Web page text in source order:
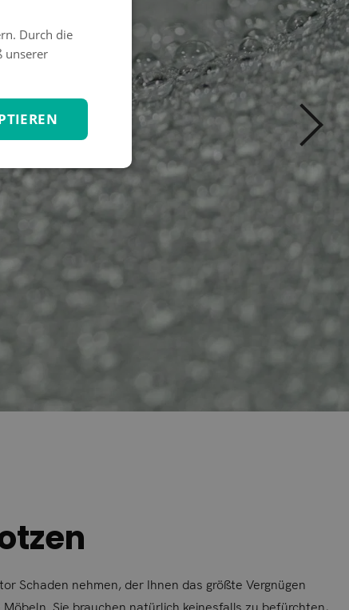
Schaden nehmen, der Ihnen das größte Vergnügen
Durch die
unserer